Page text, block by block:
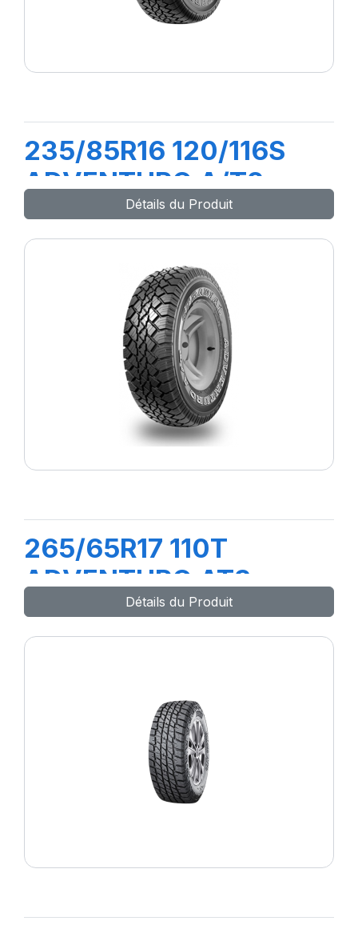
235/85R16 120/116S
ADVENTURO A/T2
Détails du Produit
265/65R17 110T
ADVENTURO AT3
Détails du Produit